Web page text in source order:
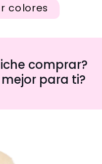
colores
comprar?
para ti?